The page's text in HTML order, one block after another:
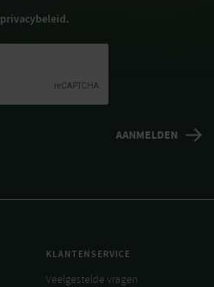
privacybeleid.
KLANTENSERVICE
Veelgestelde vragen